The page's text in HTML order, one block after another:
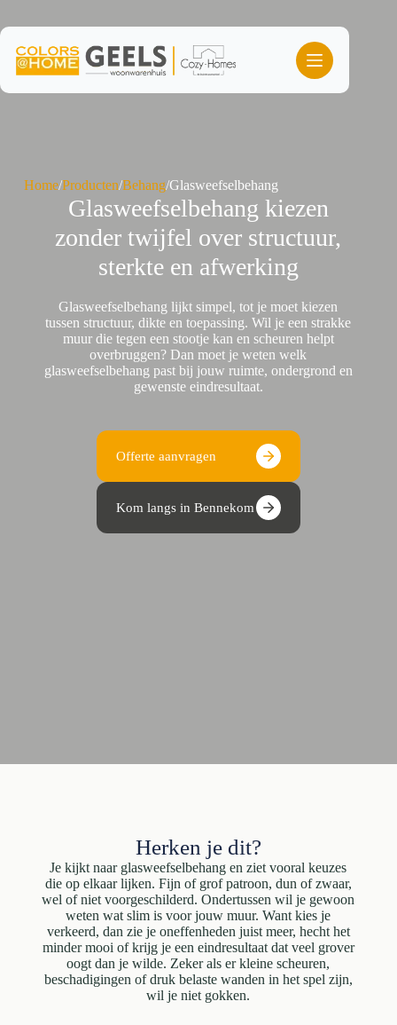
de
inhoud
Home/Producten/Behang/Glasweefselbehang
Glasweefselbehang kiezen
zonder twijfel over structuur,
sterkte en afwerking
Glasweefselbehang lijkt simpel, tot je moet kiezen
tussen structuur, dikte en toepassing. Wil je een strakke
muur die tegen een stootje kan en scheuren helpt
overbruggen? Dan moet je weten welk
glasweefselbehang past bij jouw ruimte, ondergrond en
gewenste eindresultaat.
Offerte aanvragen
Kom langs in Bennekom
Herken je dit?
Je kijkt naar glasweefselbehang en ziet vooral keuzes
die op elkaar lijken. Fijn of grof patroon, dun of zwaar,
wel of niet voorgeschilderd. Ondertussen wil je gewoon
weten wat slim is voor jouw muur. Want kies je
verkeerd, dan zie je oneffenheden juist meer, hecht het
minder mooi of krijg je een eindresultaat dat veel grover
oogt dan je wilde. Zeker als er kleine scheuren,
beschadigingen of druk belaste wanden in het spel zijn,
wil je niet gokken.